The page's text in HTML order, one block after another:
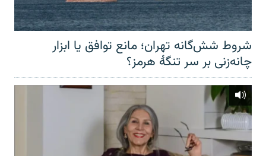
شروط شش‌گانه تهران؛ مانع توافق یا ابزار
چانه‌زنی بر سر تنگهٔ هرمز؟